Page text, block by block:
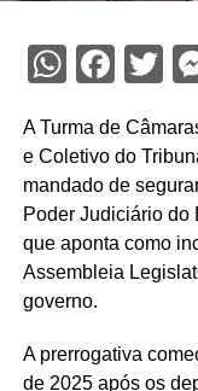
A Turma de
e Coletivo do
mandado de
Poder Judiciário do
que aponta como
Assembleia
governo.
A prerrogativa
de 2025 após os